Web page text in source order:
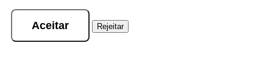
Aceitar Rejeitar